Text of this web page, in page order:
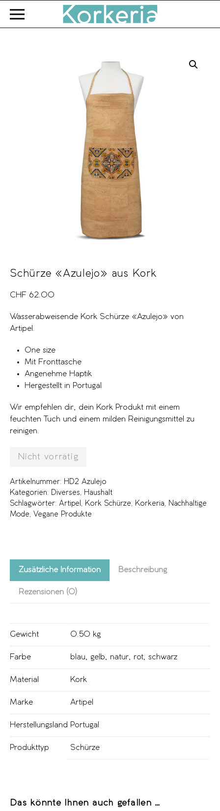
Zum Hauptinhalt springen
Schürze «Azulejo» aus Kork
CHF 62.00
Wasserabweisende Kork Schürze «Azulejo» von
Artipel.
One size
Mit Fronttasche
Angenehme Haptik
Hergestellt in Portugal
Wir empfehlen dir, dein Kork Produkt mit einem
feuchten Tuch und einem milden Reinigungsmittel zu
reinigen.
Nicht vorrätig
Artikelnummer: HD2 Azulejo
Kategorien: Diverses, Haushalt
Schlagwörter: Artipel , Kork Schürze, Korkeria,
Nachhaltige
Mode, Vegane Produkte
Zusätzliche Information Beschreibung
Rezensionen (0)
Gewicht 0.50 kg
Farbe blau, gelb, natur, rot, schwarz
Material Kork
Marke Artipel
Herstellungsland Portugal
Produkttyp Schürze
Das könnte Ihnen auch gefallen …